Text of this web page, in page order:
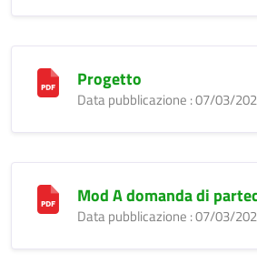
Progetto
Data pubblicazione : 07/03/
Mod A domanda di
Data pubblicazione : 07/03/